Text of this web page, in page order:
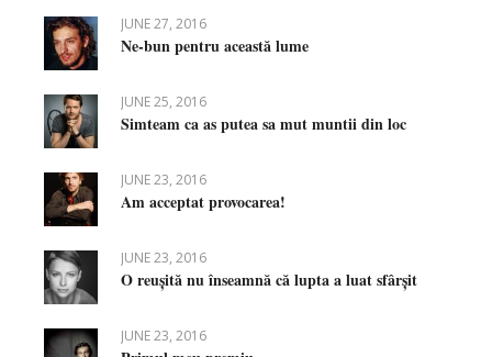
JUNE 27, 2016
Ne-bun pentru această lume
JUNE 25, 2016
Simteam ca as putea sa mut muntii din loc
JUNE 23, 2016
Am acceptat provocarea!
JUNE 23, 2016
O reușită nu înseamnă că lupta a luat sfârșit
JUNE 23, 2016